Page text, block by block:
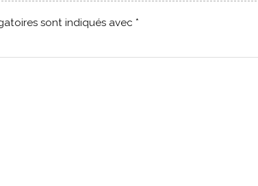
sont indiqués avec *